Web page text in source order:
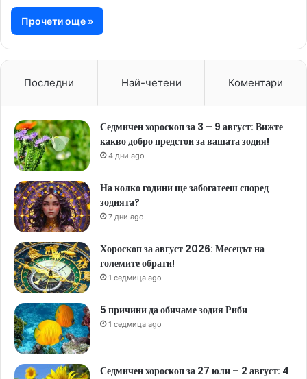
Прочети още »
Последни Най-четени Коментари
Седмичен хороскоп за 3 – 9 август: Вижте
какво добро предстои за вашата зодия!
4 дни ago
На колко години ще забогатееш според
зодията?
7 дни ago
Хороскоп за август 2026: Месецът на
големите обрати!
1 седмица ago
5 причини да обичаме зодия Риби
1 седмица ago
Седмичен хороскоп за 27 юли – 2 август: 4